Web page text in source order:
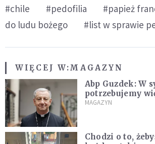
#chile #pedofilia #papież
do ludu bożego
#list w sprawie
WIĘCEJ W:MAGAZYN
Abp Guzdek: W
potrzebujemy
rozumu niż
MAGAZYN
Chodzi o to,